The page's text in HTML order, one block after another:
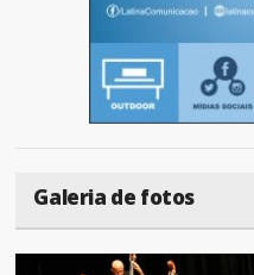
Galeria de fotos